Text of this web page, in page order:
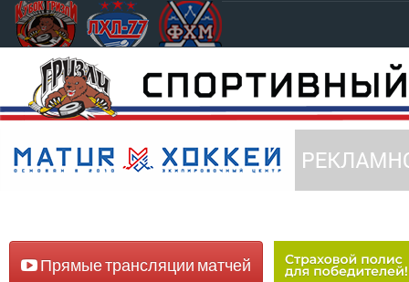
Прямые трансляции матчей